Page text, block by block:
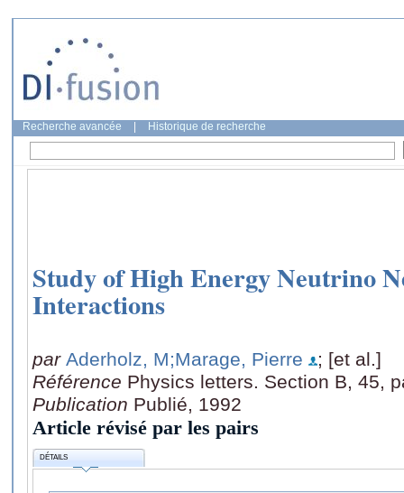
Recherche avancée Historique de recherche
Study of High Energy Neutrino
Interactions
par Aderholz, M;Marage, Pierre
; [et al.]
Référence Physics letters. Section B, 45,
Publication Publié, 1992
Article révisé par les pairs
DÉTAILS